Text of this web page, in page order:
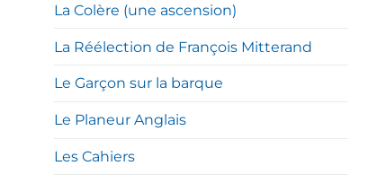
La Colère (une ascension)
La Réélection de François Mitterand
Le Garçon sur la barque
Le Planeur Anglais
Les Cahiers